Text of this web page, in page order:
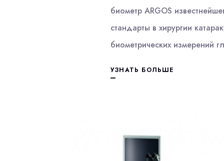
биометр ARGOS
стандарты в хирургии
биометрических измерений
УЗНАТЬ БОЛЬШЕ